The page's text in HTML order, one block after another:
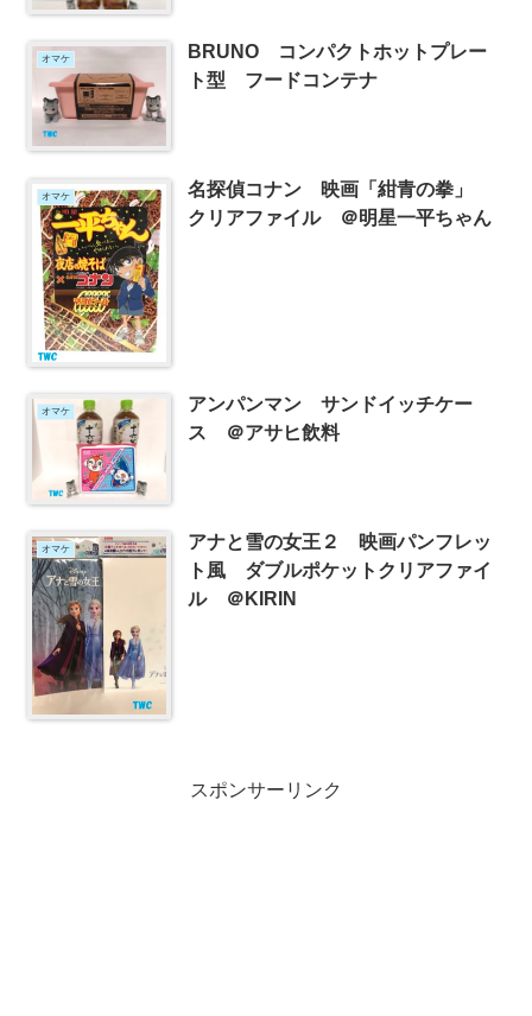
オマケ
BRUNO コンパクトホットプレー
ト型 フードコンテナ
オマケ
名探偵コナン 映画「紺青の拳」
クリアファイル ＠明星一平ちゃん
オマケ
アンパンマン サンドイッチケー
ス ＠アサヒ飲料
オマケ
アナと雪の女王２ 映画パンフレッ
ト風 ダブルポケットクリアファイ
ル ＠KIRIN
スポンサーリンク